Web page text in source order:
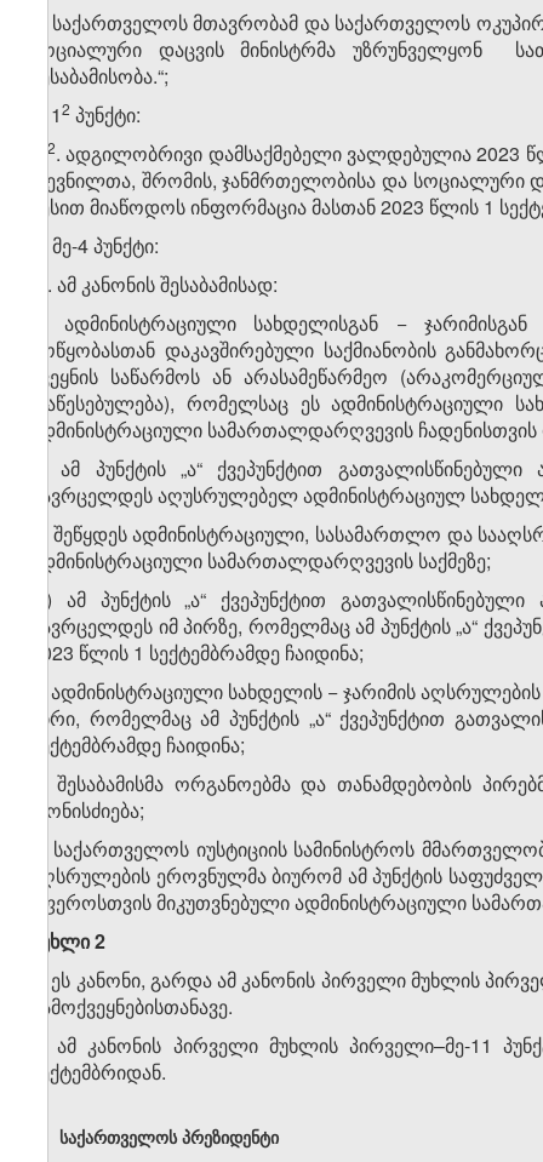
ბ) საქართველოს მთავრობამ და საქართველოს
სოციალური დაცვის მინისტრმა უზრუნველყონ
შესაბამისობა.“;
ბ) 1​2 პუნქტი:
​2. ადგილობრივი დამსაქმებელი ვალდებულია 2023
დევნილთა, შრომის, ჯანმრთელობისა და
წესით მიაწოდოს ინფორმაცია მასთან 2023 წლის 1
გ) მე-4 პუნქტი:
„4. ამ კანონის შესაბამისად:
ა) ადმინისტრაციული სახდელისგან −
მოწყობასთან დაკავშირებული საქმიანობის
ქვეყნის საწარმოს ან არასამეწარმეო
დაწესებულება), რომელსაც ეს ადმინისტრაციული
ადმინისტრაციული სამართალდარღვევის ჩადენისთვის
ბ) ამ პუნქტის „ა“ ქვეპუნქტით
გავრცელდეს აღუსრულებელ ადმინისტრაციულ
გ) შეწყდეს ადმინისტრაციული, სასამართლო და
ადმინისტრაციული სამართალდარღვევის საქმეზე;
დ) ამ პუნქტის „ა“ ქვეპუნქტით
გავრცელდეს იმ პირზე, რომელმაც ამ პუნქტის „ა“
2023 წლის 1 სექტემბრამდე ჩაიდინა;
ე) ადმინისტრაციული სახდელის − ჯარიმის
პირი, რომელმაც ამ პუნქტის „ა“ ქვეპუნქტით
სექტემბრამდე ჩაიდინა;
ვ) შესაბამისმა ორგანოებმა და თანამდებობის
ღონისძიება;
ზ) საქართველოს იუსტიციის სამინისტროს
აღსრულების ეროვნულმა ბიურომ ამ პუნქტის
სფეროსთვის მიკუთვნებული ადმინისტრაციული
მუხლი 2
1. ეს კანონი, გარდა ამ კანონის პირველი მუხლის
გამოქვეყნებისთანავე.
2. ამ კანონის პირველი მუხლის პირველი–მე-11
სექტემბრიდან.
საქართველოს პრეზიდენტი